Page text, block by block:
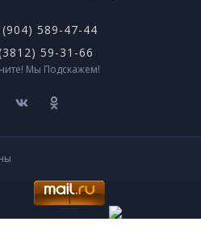
589-47-44
59-31-66
Мы Подскажем!